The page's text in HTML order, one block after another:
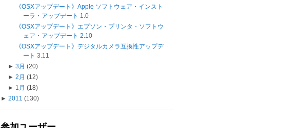
《OSXアップデート》Apple ソフトウェア・インスト
ーラ・アップデート 1.0
《OSXアップデート》エプソン・プリンタ・ソフトウ
ェア・アップデート 2.10
《OSXアップデート》デジタルカメラ互換性アップデ
ート 3.11
► 3月 (20)
► 2月 (12)
► 1月 (18)
► 2011 (130)